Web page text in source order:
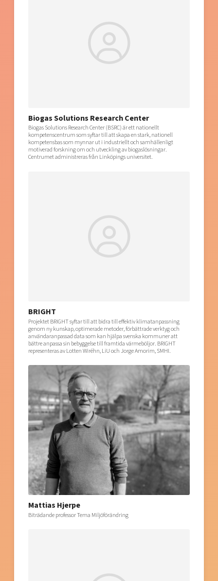
Biogas Solutions Research Center
Biogas Solutions Research Center (BSRC) är ett nationellt
kompetenscentrum som syftar till att skapa en stark, nationell
kompetensbas som mynnar ut i industriellt och samhällenligt
motiverad forskning om och utveckling av biogaslösningar.
Centrumet administreras från Linköpings universitet.
BRIGHT
Projektet BRIGHT syftar till att bidra till effektiv klimatanpassning
genom ny kunskap, optimerade metoder, förbättrade verktyg och
användaranpassad data som kan hjälpa svenska kommuner att
bättre anpassa sin bebyggelse till framtida värmeböljor. BRIGHT
representeras av Lotten Wiréhn, LiU och Jorge Amorim, SMHI.
Mattias Hjerpe
Biträdande professor Tema Miljöförändring